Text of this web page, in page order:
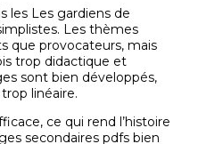
les Les gardiens de
Les thèmes
que provocateurs, mais
trop didactique et
sont bien développés,
linéaire.
ce qui rend l’histoire
secondaires pdfs bien